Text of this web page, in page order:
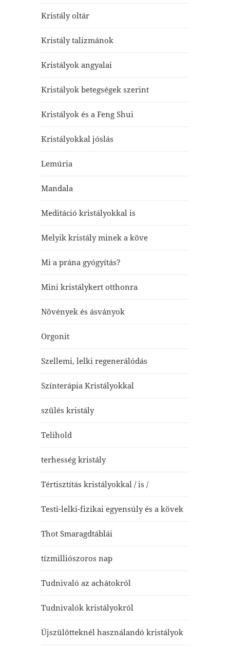
Kristály oltár
Kristály talizmánok
Kristályok angyalai
Kristályok betegségek szerint
Kristályok és a Feng Shui
Kristályokkal jóslás
Lemúria
Mandala
Meditáció kristályokkal is
Melyik kristály minek a köve
Mi a prána gyógyítás?
Mini kristálykert otthonra
Növények és ásványok
Orgonit
Szellemi, lelki regenerálódás
Színterápia Kristályokkal
szülés kristály
Telihold
terhesség kristály
Tértisztítás kristályokkal / is /
Testi-lelki-fizikai egyensúly és a kövek
Thot Smaragdtáblái
tízmilliószoros nap
Tudnivaló az achátokról
Tudnivalók kristályokról
Újszülötteknél használandó kristályok